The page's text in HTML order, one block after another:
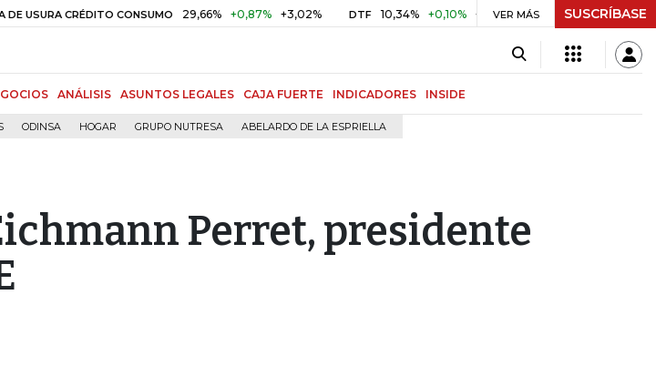
USURA CRÉDITO CONSUMO 29,66% +0,87% +3,02% DTF 10,34% +0,10% +0,98% UVR $ 416,91 +$ 0,05
VER MÁS SUSCRÍBASE
ANÁLISIS ASUNTOS LEGALES CAJA FUERTE INDICADORES INSIDE
ODINSA HOGAR GRUPO NUTRESA ABELARDO DE LA ESPRIELLA
Perret, presidente